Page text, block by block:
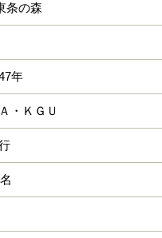
条の森
年
・ＫＧＵ